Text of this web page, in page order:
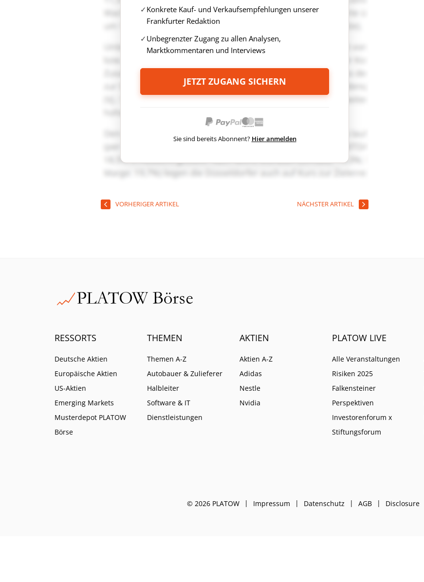
Konkrete Kauf- und Verkaufsempfehlungen unserer
Frankfurter Redaktion
Unbegrenzter Zugang zu allen Analysen,
Marktkommentaren und Interviews
JETZT ZUGANG SICHERN
Sie sind bereits Abonnent? Hier anmelden
VORHERIGER ARTIKEL NÄCHSTER ARTIKEL
RESSORTS
Deutsche Aktien
Europäische Aktien
US-Aktien
Emerging Markets
Musterdepot PLATOW
Börse
THEMEN
Themen A-Z
Autobauer & Zulieferer
Halbleiter
Software & IT
Dienstleistungen
AKTIEN
Aktien A-Z
Adidas
Nestle
Nvidia
PLATOW LIVE
Alle Veranstaltungen
Risiken 2025
Falkensteiner
Perspektiven
Investorenforum x
Stiftungsforum
© 2026 PLATOW Impressum Datenschutz AGB Disclosure